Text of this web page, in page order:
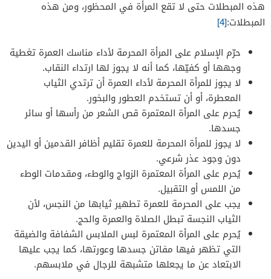
هذه المبطلات حتى لا تقع المرأة في المحظور، ومن هذه
المبطلات:[4]
حرّم الإسلام على المرأة المحرمة لأداء مناسك العمرة تغطية
وجهها أو كفيّها، كما أنه لا يجوز لها ارتداء النقاب.
لا يجوز للمرأة المحرمة لأداء العمرة أن ترتدي الثياب
المعطرة، أو أن تستخدم العطور والبخور.
يُحرم على المرأة المعتمرة قص الشعر من رأسها أو سائر
جسدها.
لا يجوز للمرأة المحرمة للعمرة تقليم أظافر القدمين أو اليدين
دون وجود عذر شرعي.
يُحرم على المرأة المعتمرة الزواج والوطء، ومقدمات الوطء
من اللمس أو التقبيل.
يجب على المحرمة للعمرة تطهير ثيابها من النجس، لأن
الثياب النجسة تبطل الصلاة والعمرة والحج.
يُحرم على المرأة المعتمرة لبس الملابس الشفافة والضيقة
التي تظهر فيها مفاتن جسدها وعورتها، كما يجب عليها
الابتعاد عن ما يجعلها متشبهة للرجال في ملابسهم.